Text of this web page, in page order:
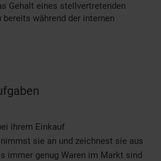
Gehalt eines stellvertretenden
während der internen
ihrem Einkauf
sie an und zeichnest sie aus
immer genug Waren im Markt sind